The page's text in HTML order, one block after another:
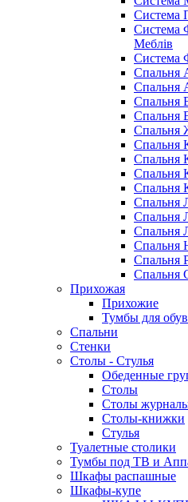
Система
Система
Меблів
Система
Спальня
Спальня
Спальня
Спальня
Спальня
Спальня
Спальня
Спальня
Спальня
Прихожая
Прихожие
Тумбы для
Спальни
Стенки
Столы - Стулья
Обеденные
Столы
Столы
Столы-книжки
Стулья
Туалетные столики
Тумбы под ТВ и
Шкафы распашные
Шкафы-купе